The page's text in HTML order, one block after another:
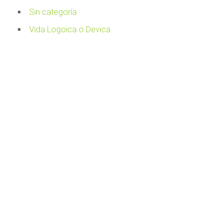
Sin categoría
Vida Logoica o Devica